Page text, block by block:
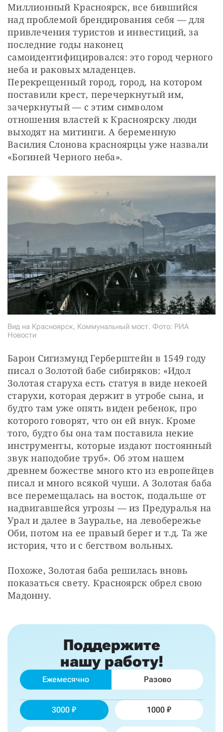
Миллионный Красноярск, все бившийся
над проблемой брендирования себя — для
привлечения туристов и инвестиций, за
последние годы наконец
самоидентифицировался: это город черного
неба и раковых младенцев.
Перекрещенный город, город, на котором
поставили крест, перечеркнутый им,
зачеркнутый — с этим символом
отношения властей к Красноярску люди
выходят на митинги. А беременную
Василия Слонова красноярцы уже назвали
«Богиней Черного неба».
Вид на Красноярск, Коммунальный мост. Фото: РИА
Новости
Барон Сигизмунд Герберштейн в 1549 году
писал о Золотой бабе сибиряков: «Идол
Золотая старуха есть статуя в виде некоей
старухи, которая держит в утробе сына, и
будто там уже опять виден ребенок, про
которого говорят, что он ей внук. Кроме
того, будто бы она там поставила некие
инструменты, которые издают постоянный
звук наподобие труб». Об этом нашем
древнем божестве много кто из европейцев
писал и много всякой чуши. А Золотая баба
все перемещалась на восток, подальше от
надвигавшейся угрозы — из Предуралья на
Урал и далее в Зауралье, на левобережье
Оби, потом на ее правый берег и т.д. Та же
история, что и с бегством вольных.
Похоже, Золотая баба решилась вновь
показаться свету. Красноярск обрел свою
Мадонну.
Поддержите
нашу работу!
Ежемесячно Разово
3000 1000